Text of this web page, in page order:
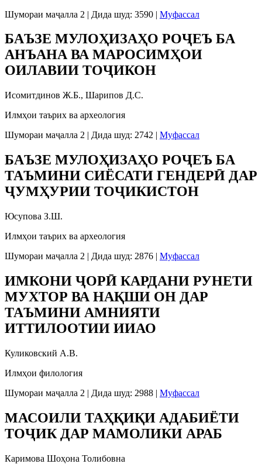
Шумораи маҷалла 2 | Дида шуд: 3590 | Муфассал
БАЪЗЕ МУЛОҲИЗАҲО РОҶЕЪ БА
АНЪАНА ВА МАРОСИМҲОИ
ОИЛАВИИ ТОҶИКОН
Исомитдинов Ж.Б., Шарипов Д.С.
Илмҳои таърих ва археология
Шумораи маҷалла 2 | Дида шуд: 2742 | Муфассал
БАЪЗЕ МУЛОҲИЗАҲО РОҶЕЪ БА
ТАЪМИНИ СИЁСАТИ ГЕНДЕРӢ ДАР
ҶУМҲУРИИ ТОҶИКИСТОН
Юсупова З.Ш.
Илмҳои таърих ва археология
Шумораи маҷалла 2 | Дида шуд: 2876 | Муфассал
ИМКОНИ ҶОРӢ КАРДАНИ РУНЕТИ
МУХТОР ВА НАҚШИ ОН ДАР
ТАЪМИНИ АМНИЯТИ
ИТТИЛООТИИ ИИАО
Куликовский А.В.
Илмҳои филология
Шумораи маҷалла 2 | Дида шуд: 2988 | Муфассал
МАСОИЛИ ТАҲҚИҚИ АДАБИЁТИ
ТОҶИК ДАР МАМОЛИКИ АРАБ
Каримова Шоҳона Толибовна